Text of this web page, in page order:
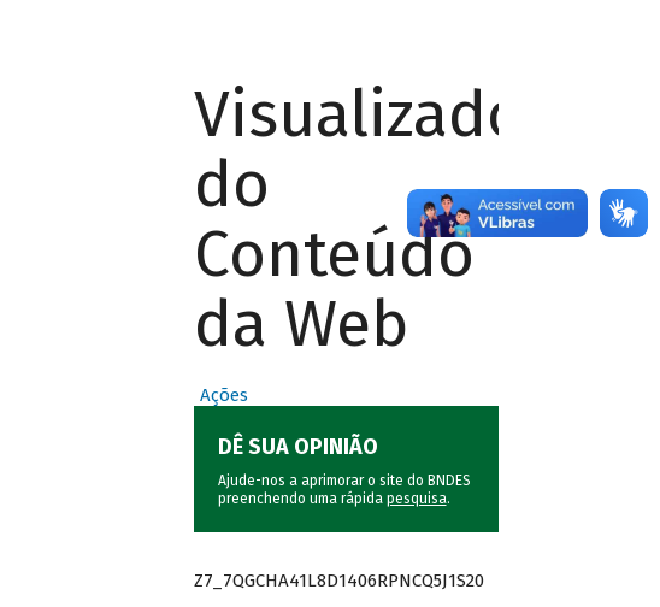
Visualizador
do
Conteúdo
da Web
Ações
DÊ SUA OPINIÃO
Ajude-nos a aprimorar o site do BNDES
preenchendo uma rápida pesquisa.
Z7_7QGCHA41L8D1406RPNCQ5J1S20